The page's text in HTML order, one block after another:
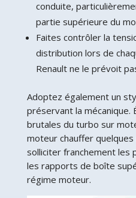
conduite,
partie supérieure du
Faites contrôler la
distribution lors de
Renault ne le prévoit
Adoptez également un
préservant la mécanique.
brutales du turbo sur
moteur chauffer
solliciter franchement les
les rapports de boîte
régime moteur.